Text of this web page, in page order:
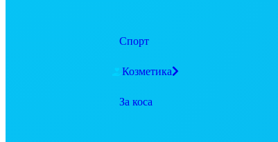
Спорт
Козметика
За коса